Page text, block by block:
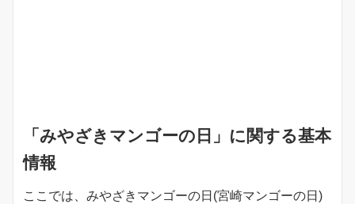
「みやざきマンゴーの日」に関する基本
情報
ここでは、みやざきマンゴーの日(宮崎マンゴーの日)